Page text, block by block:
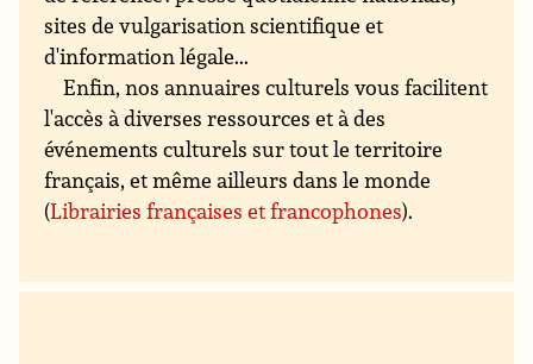
sites de vulgarisation scientifique et
d'information légale...
Enfin, nos annuaires culturels vous facilitent
l'accès à diverses ressources et à des
événements culturels sur tout le territoire
français, et même ailleurs dans le monde
(Librairies françaises et francophones).